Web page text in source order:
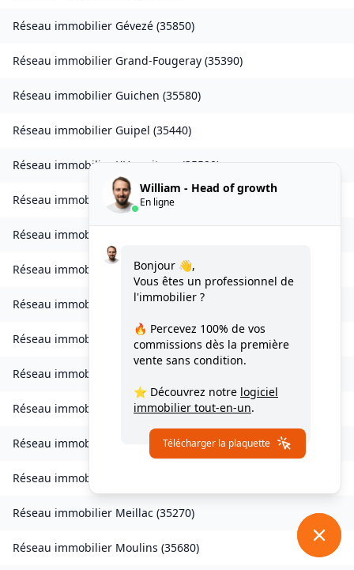
Réseau immobilier Gévezé (35850)
Réseau immobilier Grand-Fougeray (35390)
Réseau immobilier Guichen (35580)
Réseau immobilier Guipel (35440)
Réseau immobilier L'Hermitage (35590)
Réseau immobilierLaillé(35890
Réseau immobilier
Réseau immobilier Livré-sur-Changeon
Réseau immobilier Lohéac(35550)
Réseau immobilier Longaulnay(35190)
Réseau immobilier
Réseau immobilier Louvigné-du-Désert(35420
Réseau immobilier Martigné-Ferchaud (35640)
Réseau immobilier
Réseau immobilier Meillac (35270)
Réseau immobilier Moulins (35680)
William - Head of growth
En ligne
Bonjour 👋,
Vous êtes un professionnel de
l'immobilier ?
🔥 Percevez 100% de vos
commissions dès la première
vente sans condition.
⭐ Découvrez notre logiciel
immobilier tout-en-un.
Télécharger la plaquette